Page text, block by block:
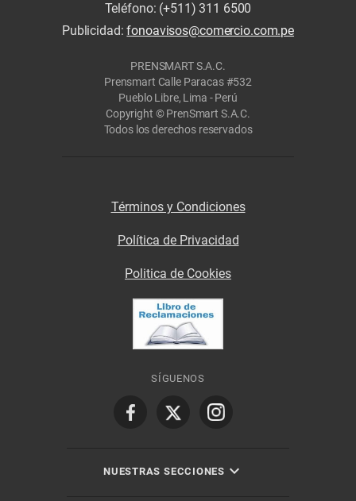
Teléfono: (+511) 311 6500
Publicidad:fonoavisos@comercio.com.pe
PRENSMART S.A.C.
Prensmart Calle Paracas #532
Pueblo Libre, Lima - Perú
Copyright © PrenSmart S.A.C.
Todos los derechos reservados
Términos y Condiciones
Política de Privacidad
Politica de Cookies
SÍGUENOS
NUESTRAS SECCIONES